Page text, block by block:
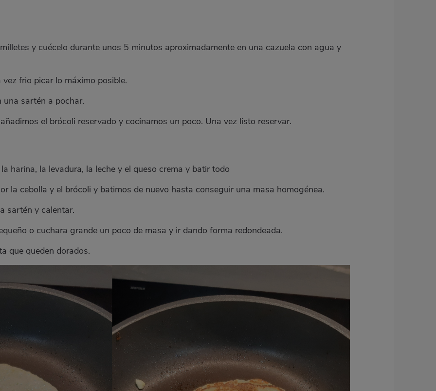
y cuécelo durante unos 5 minutos aproximadamente en una cazuela con agua y
frio picar lo máximo posible.
una sartén a pochar.
el brócoli reservado y cocinamos un poco. Una vez listo reservar.
harina, la levadura, la leche y el queso crema y batir todo
la cebolla y el brócoli y batimos de nuevo hasta conseguir una masa homogénea.
sartén y calentar.
o cuchara grande un poco de masa y ir dando forma redondeada.
que queden dorados.